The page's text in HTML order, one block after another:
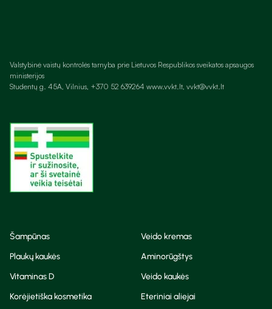
Valstybinė vaistų kontrolės tarnyba prie Lietuvos Respublikos sveikatos apsaugos
ministerijos
Studentų g. 45A, Vilnius, +370 52 639264 www.vvkt.lt, vvkt@vvkt.lt
Šampūnas
Veido kremas
Plaukų kaukės
Aminorūgštys
Vitaminas D
Veido kaukės
Korėjietiška kosmetika
Eteriniai aliejai